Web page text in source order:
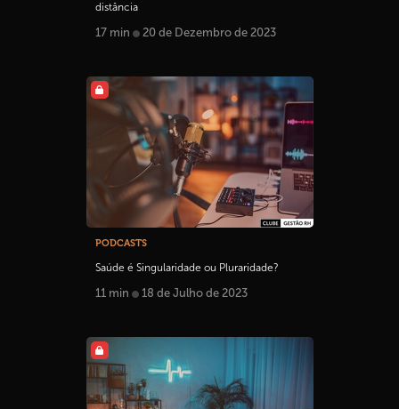
distância
17 min 20 de Dezembro de 2023
PODCASTS
Saúde é Singularidade ou Pluraridade?
11 min 18 de Julho de 2023